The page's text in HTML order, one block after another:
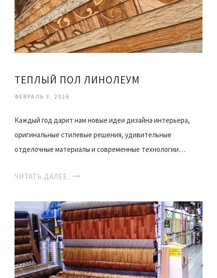
ТЕПЛЫЙ ПОЛ ЛИНОЛЕУМ
ФЕВРАЛЬ 3, 2016
Каждый год дарит нам новые идеи дизайна интерьера,
оригинальные стилевые решения, удивительные
отделочные материалы и современные технологии…
ЧИТАТЬ ДАЛЕЕ